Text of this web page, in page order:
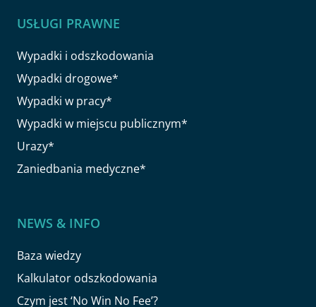
USŁUGI PRAWNE
Wypadki i odszkodowania
Wypadki drogowe*
Wypadki w pracy*
Wypadki w miejscu publicznym*
Urazy*
Zaniedbania medyczne*
NEWS & INFO
Baza wiedzy
Kalkulator odszkodowania
Czym jest ‘No Win No Fee’?